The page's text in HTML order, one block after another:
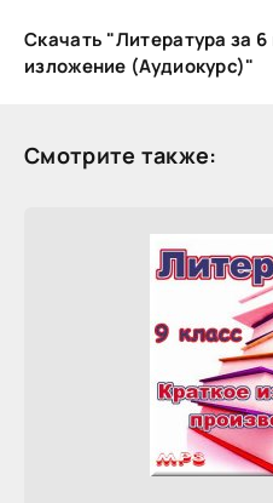
Скачать "Литература за
изложение (Аудиокурс)"
Смотрите также: